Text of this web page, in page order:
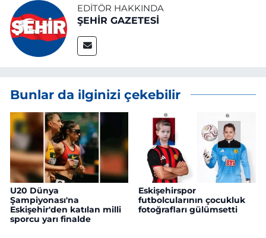
EDITÖR HAKKINDA
ŞEHİR GAZETESİ
Bunlar da ilginizi çekebilir
U20 Dünya
Şampiyonası'na
Eskişehir'den katılan milli
sporcu yarı finalde
Eskişehirspor
futbolcularının çocukluk
fotoğrafları gülümsetti